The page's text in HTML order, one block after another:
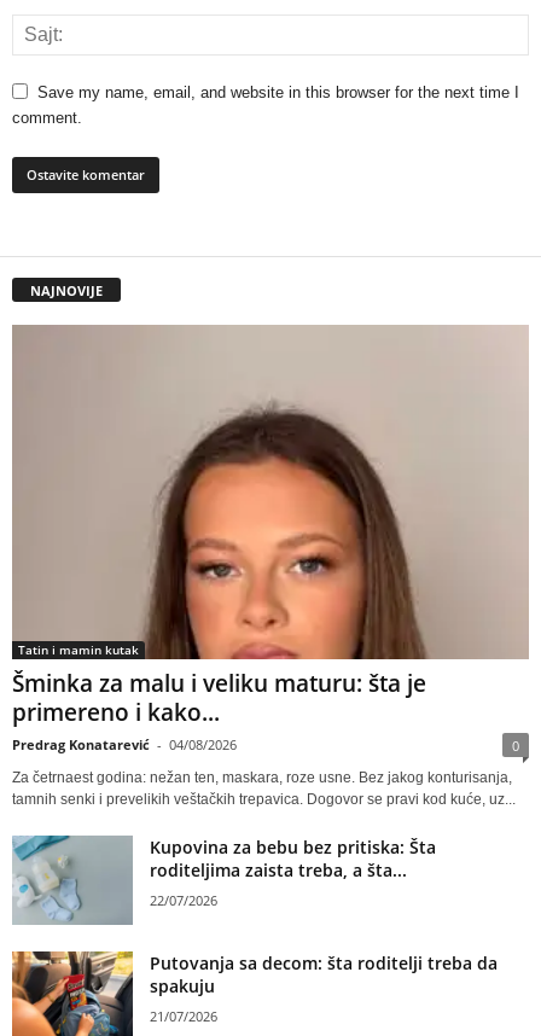
Save my name, email, and website in this browser for the next time I
comment.
NAJNOVIJE
Tatin i mamin kutak
Šminka za malu i veliku maturu: šta je
primereno i kako...
Predrag Konatarević - 04/08/2026 0
Za četrnaest godina: nežan ten, maskara, roze usne. Bez jakog konturisanja,
tamnih senki i prevelikih veštačkih trepavica. Dogovor se pravi kod kuće, uz...
Kupovina za bebu bez pritiska: Šta
roditeljima zaista treba, a šta...
22/07/2026
Putovanja sa decom: šta roditelji treba da
spakuju
21/07/2026